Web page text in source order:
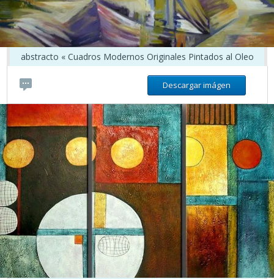
abstracto « Cuadros Modernos Originales Pintados al Oleo
Descargar imágen